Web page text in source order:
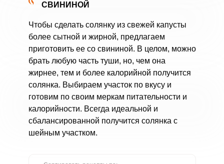
СВИНИНОЙ
Чтобы сделать солянку из свежей капусты
более сытной и жирной, предлагаем
приготовить ее со свининой. В целом, можно
брать любую часть туши, но, чем она
жирнее, тем и более калорийной получится
солянка. Выбираем участок по вкусу и
готовим по своим меркам питательности и
калорийности. Всегда идеальной и
сбалансированной получится солянка с
шейным участком.